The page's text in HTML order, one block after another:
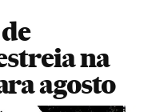
na
agosto